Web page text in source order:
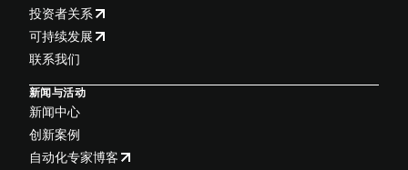
投资者关系
可持续发展
联系我们
新闻与活动
新闻中心
创新案例
自动化专家博客